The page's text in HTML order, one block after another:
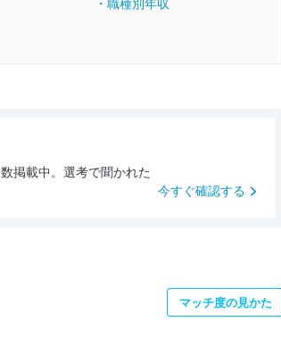
・職種別年収
掲載中。選考で聞かれた
今すぐ確認する
マッチ度の見かた